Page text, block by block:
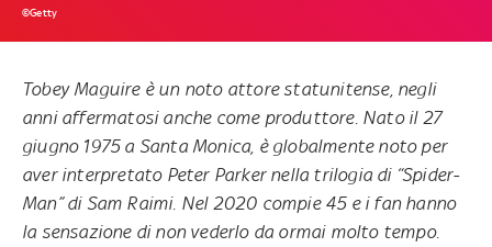
©Getty
Tobey Maguire è un noto attore statunitense, negli
anni affermatosi anche come produttore. Nato il 27
giugno 1975 a Santa Monica, è globalmente noto per
aver interpretato Peter Parker nella trilogia di “Spider-
Man”di Sam Raimi. Nel 2020 compie 45 e i fan hanno
la sensazione di non vederlo da ormai molto tempo.